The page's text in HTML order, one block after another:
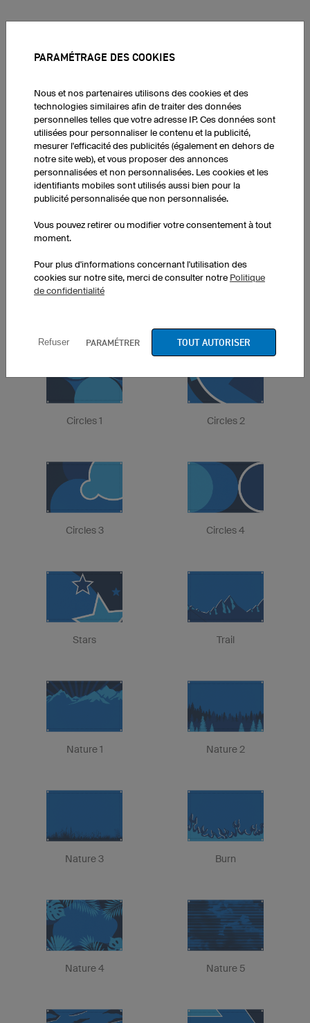
Abstract 3 Abstract 4
Abstract 5 Sanremo
Circles 5
Circles 1 Circles 2
Circles 3 Circles 4
Stars Trail
Nature 1 Nature 2
Nature 3 Burn
Nature 4 Nature 5
PARAMÉTRAGE DES COOKIES
Nous et nos partenaires utilisons des cookies et des
technologies similaires afin de traiter des données
personnelles telles que votre adresse IP. Ces données sont
utilisées pour personnaliser le contenu et la publicité,
mesurer l'efficacité des publicités (également en dehors de
notre site web), et vous proposer des annonces
personnalisées et non personnalisées. Les cookies et les
identifiants mobiles sont utilisés aussi bien pour la
publicité personnalisée que non personnalisée.
Vous pouvez retirer ou modifier votre consentement à tout
moment.
Pour plus d'informations concernant l'utilisation des
cookies sur notre site, merci de consulter notre Politique
de confidentialité
Refuser PARAMÉTRER TOUT AUTORISER